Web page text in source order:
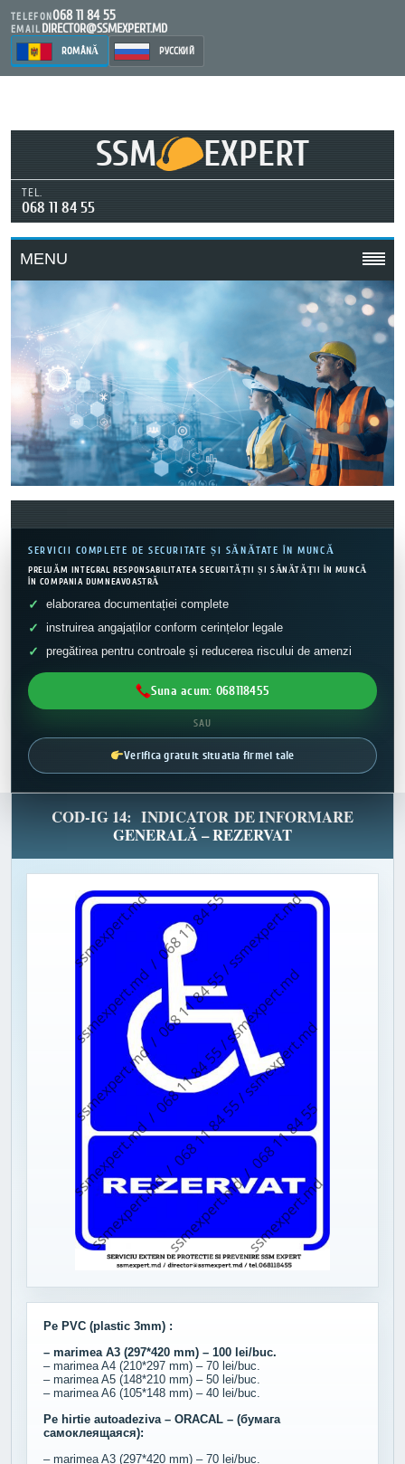
TELEFON068 11 84 55
EMAIL DIRECTOR@SSMEXPERT.MD
ROMÂNĂ РУССКИЙ
SSM EXPERT
TEL.
068 11 84 55
MENU
SERVICII COMPLETE DE SECURITATE ȘI SĂNĂTATE ÎN MUNCĂ
PRELUĂM INTEGRAL RESPONSABILITATEA SECURITĂȚII ȘI SĂNĂTĂȚII ÎN MUNCĂ
ÎN COMPANIA DUMNEAVOASTRĂ
elaborarea documentației complete
instruirea angajaților conform cerințelor legale
pregătirea pentru controale și reducerea riscului de amenzi
Suna acum: 068118455
SAU
Verifica gratuit situatia firmei tale
COD-IG 14: INDICATOR DE INFORMARE
GENERALĂ – REZERVAT
Pe PVC (plastic 3mm) :
– marimea A3 (297*420 mm) – 100 lei/buc.
– marimea A4 (210*297 mm) – 70 lei/buc.
– marimea A5 (148*210 mm) – 50 lei/buc.
– marimea A6 (105*148 mm) – 40 lei/buc.
Pe hirtie autoadeziva – ORACAL – (бумага
самоклеящаяся):
– marimea A3 (297*420 mm) – 70 lei/buc.